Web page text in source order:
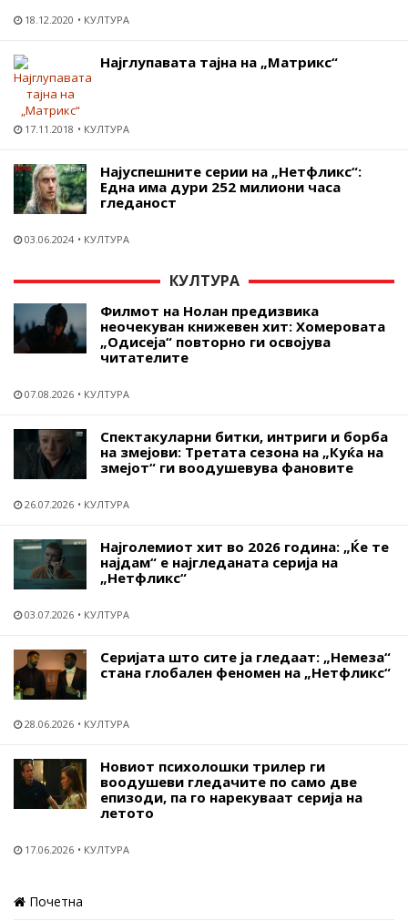
18.12.2020 КУЛТУРА
Најглупавата тајна на „Матрикс“
17.11.2018 КУЛТУРА
Најуспешните серии на „Нетфликс“:
Една има дури 252 милиони часа
гледаност
03.06.2024 КУЛТУРА
КУЛТУРА
Филмот на Нолан предизвика
неочекуван книжевен хит: Хомеровата
„Одисеја“ повторно ги освојува
читателите
07.08.2026 КУЛТУРА
Спектакуларни битки, интриги и борба
на змејови: Третата сезона на „Куќа на
змејот“ ги воодушевува фановите
26.07.2026 КУЛТУРА
Најголемиот хит во 2026 година: „Ќе те
најдам“ е најгледаната серија на
„Нетфликс“
03.07.2026 КУЛТУРА
Серијата што сите ја гледаат: „Немеза“
стана глобален феномен на „Нетфликс“
28.06.2026 КУЛТУРА
Новиот психолошки трилер ги
воодушеви гледачите по само две
епизоди, па го нарекуваат серија на
летото
17.06.2026 КУЛТУРА
Почетна